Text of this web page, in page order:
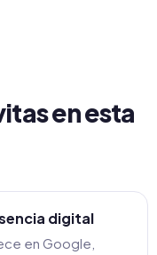
en esta
digital
en Google,